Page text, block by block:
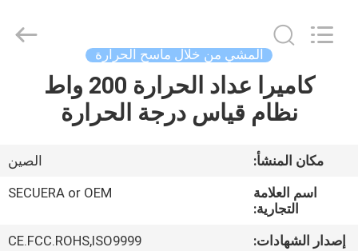
مسكن
معلومات
CO.,LTD.
المشي من خلال ماسح الحرارة
كاميرا عداد الحرارة 200 واط
نظام قياس درجة الحرارة
مكان المنشأ:
الصين
اسم العلامة
التجارية:
SECUERA or OEM
إصدار الشهادات:
CE.FCC.ROHS,ISO9999